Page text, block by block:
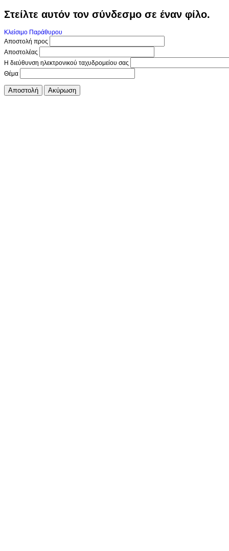
Στείλτε αυτόν τον σύνδεσμο σε έναν φίλο.
Κλείσιμο Παράθυρου
Αποστολή προς
Αποστολέας
Η διεύθυνση ηλεκτρονικού ταχυδρομείου σας
Θέμα
Αποστολή Ακύρωση